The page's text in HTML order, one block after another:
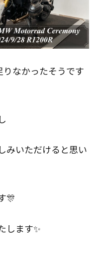
なかったそうです
みいただけると思い
🎊
します✨